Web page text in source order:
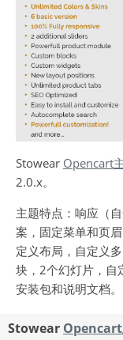
Stowear Opencart
2.0.x。
主题特点：响应（
案，固定菜单和页
定义布局，自定义
块，2个幻灯片，自
安装包和说明文档。
Stowear